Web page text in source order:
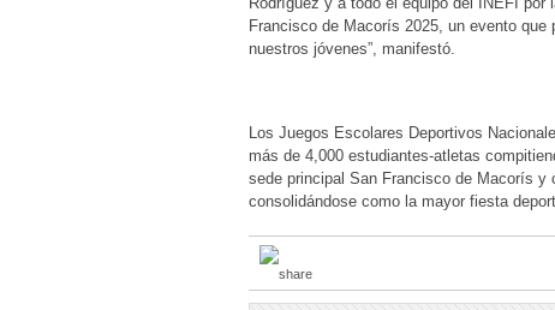
Francisco de Macorís 2025, un evento
nuestros jóvenes”, manifestó.
Los Juegos Escolares Deportivos
más de 4,000 estudiantes-atletas
sede principal San Francisco de Macorís y
consolidándose como la mayor fiesta